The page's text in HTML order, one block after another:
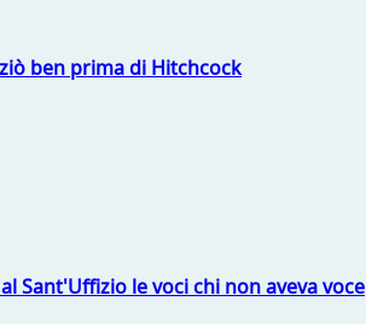
ben prima di Hitchcock
Sant'Uffizio le voci chi non aveva voce